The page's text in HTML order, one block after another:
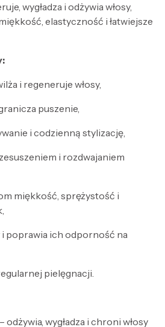
wygładza i odżywia włosy,
elastyczność i łatwiejsze
i regeneruje włosy,
puszenie,
i codzienną stylizację,
i rozdwajaniem
miękkość, sprężystość i
i poprawia ich odporność na
pielęgnacji.
– odżywia, wygładza i chroni włosy